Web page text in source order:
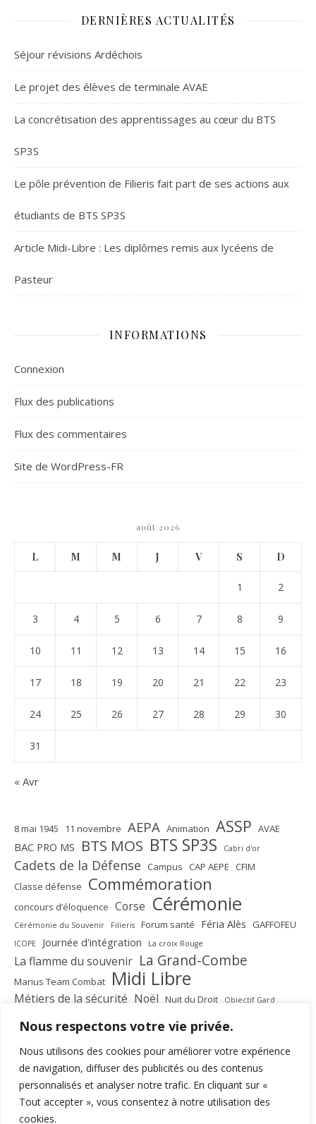
Nous respectons votre vie privée.
Nous utilisons des cookies pour améliorer votre expérience
de navigation, diffuser des publicités ou des contenus
personnalisés et analyser notre trafic. En cliquant sur «
Tout accepter », vous consentez à notre utilisation des
cookies.
DERNIÈRES ACTUALITÉS
Séjour révisions Ardéchois
Le projet des élèves de terminale AVAE
La concrétisation des apprentissages au cœur du BTS
SP3S
Le pôle prévention de Filieris fait part de ses actions aux
étudiants de BTS SP3S
Article Midi-Libre : Les diplômes remis aux lycéens de
Pasteur
INFORMATIONS
Connexion
Flux des publications
Flux des commentaires
Site de WordPress-FR
août 2026
L M M J V S D
1 2
3 4 5 6 7 8 9
10 11 12 13 14 15 16
17 18 19 20 21 22 23
24 25 26 27 28 29 30
31
« Avr
8 mai 1945 11 novembre AEPA Animation ASSP AVAE
BAC PRO MS BTS MOS BTS SP3S Cabri d'or
Cadets de la Défense Campus CAP AEPE
CFIM
Classe défense
Commémoration
concours d’éloquence Corse Cérémonie
Cérémonie du Souvenir Filieris Forum santé Féria Alès GAFFOFEU
ICOPE Journée d'intégration La croix Rouge
La flamme du souvenir La Grand-Combe
Marius Team Combat Midi Libre
Métiers de la sécurité Noël Nuit du Droit Objectif Gard
remise des diplômes Rentrée scolaire
Section Sécurité SP3S Urbain Trail Voyage